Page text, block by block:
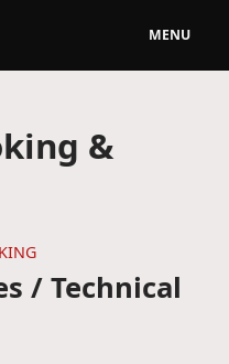
MENU
&
/ Technical